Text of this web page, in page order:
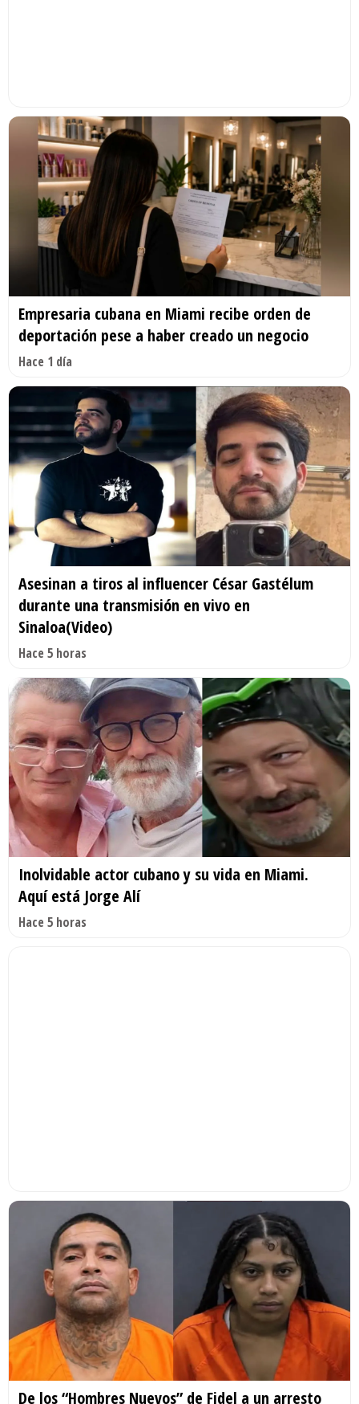
Empresaria cubana en Miami recibe orden de
deportación pese a haber creado un negocio
Hace 1 día
Asesinan a tiros al influencer César Gastélum
durante una transmisión en vivo en
Sinaloa(Video)
Hace 5 horas
Inolvidable actor cubano y su vida en Miami.
Aquí está Jorge Alí
Hace 5 horas
De los “Hombres Nuevos” de Fidel a un arresto